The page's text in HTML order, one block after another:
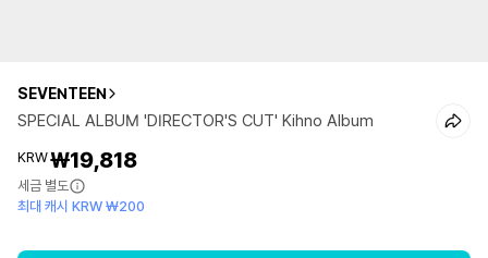
SEVENTEEN
SPECIAL ALBUM 'DIRECTOR'S CUT' Kihno Album
KRW₩19,818
세금 별도
최대 캐시 KRW ₩200